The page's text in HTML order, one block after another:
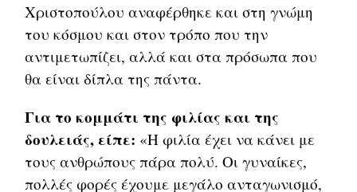
Χριστοπούλου αναφέρθηκε και στη γνώμη
του κόσμου και στον τρόπο που την
αντιμετωπίζει, αλλά και στα πρόσωπα που
θα είναι δίπλα της πάντα.
Για το κομμάτι της φιλίας και της
δουλειάς, είπε: «Η φιλία έχει να κάνει με
τους ανθρώπους πάρα πολύ. Οι γυναίκες,
πολλές φορές έχουμε μεγάλο ανταγωνισμό,